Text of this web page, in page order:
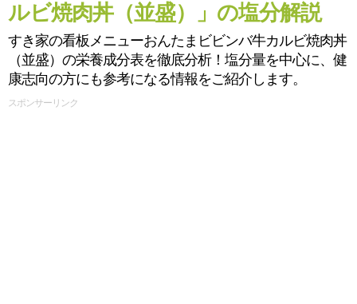
ルビ焼肉丼（並盛）」の塩分解説
すき家の看板メニューおんたまビビンバ牛カルビ焼肉丼
（並盛）の栄養成分表を徹底分析！塩分量を中心に、健
康志向の方にも参考になる情報をご紹介します。
スポンサーリンク